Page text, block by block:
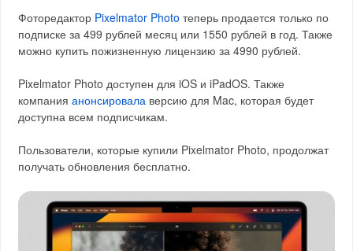
Фоторедактор Pixelmator Photo теперь продается только по
подписке за 499 рублей месяц или 1550 рублей в год. Также
можно купить пожизненную лицензию за 4990 рублей.
Pixelmator Photo доступен для iOS и iPadOS. Также
компанияанонсировала версию для Mac, которая будет
доступна всем подписчикам.
Пользователи, которые купили Pixelmator Photo, продолжат
получать обновления бесплатно.